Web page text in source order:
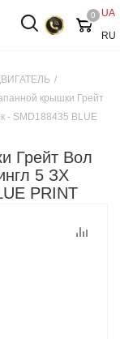
UA
RU
0
/
крышки Грейт
- SMD188435 BLUE
Грейт Вол
5 ЗХ
PRINT